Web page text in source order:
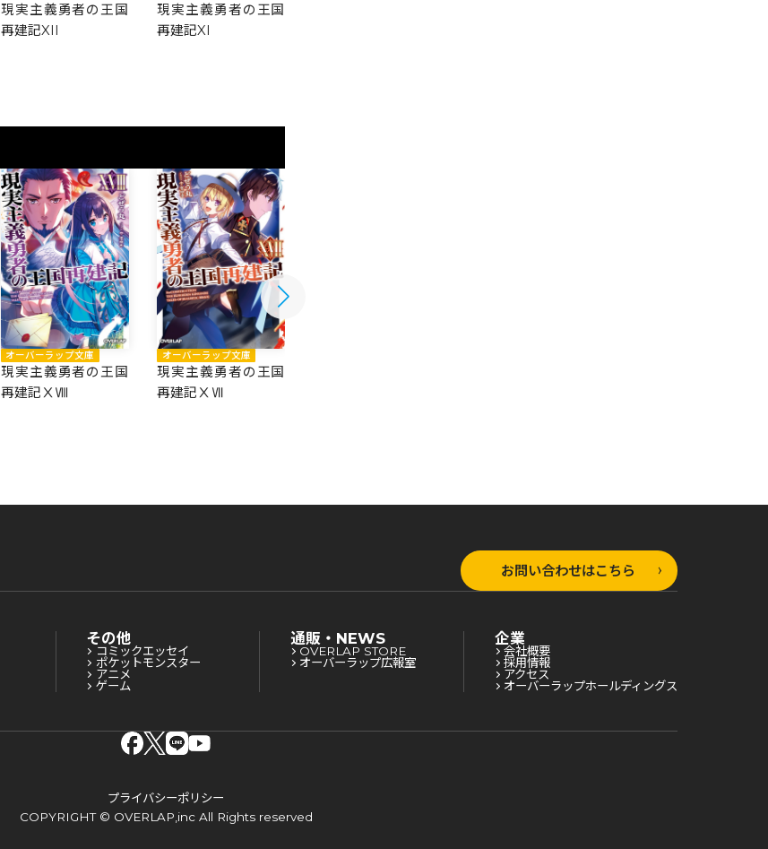
現実主義勇者の王国
再建記XII
現実主義勇者の王国
再建記XI
オーバーラップ文庫
現実主義勇者の王国
再建記ⅩⅧ
オーバーラップ文庫
現実主義勇者の王国
再建記ⅩⅦ
お問い合わせはこちら
その他
コミックエッセイ
ポケットモンスター
アニメ
ゲーム
通販・NEWS
OVERLAP STORE
オーバーラップ広報室
企業
会社概要
採用情報
アクセス
オーバーラップホールディングス
プライバシーポリシー
COPYRIGHT © OVERLAP,inc All Rights reserved